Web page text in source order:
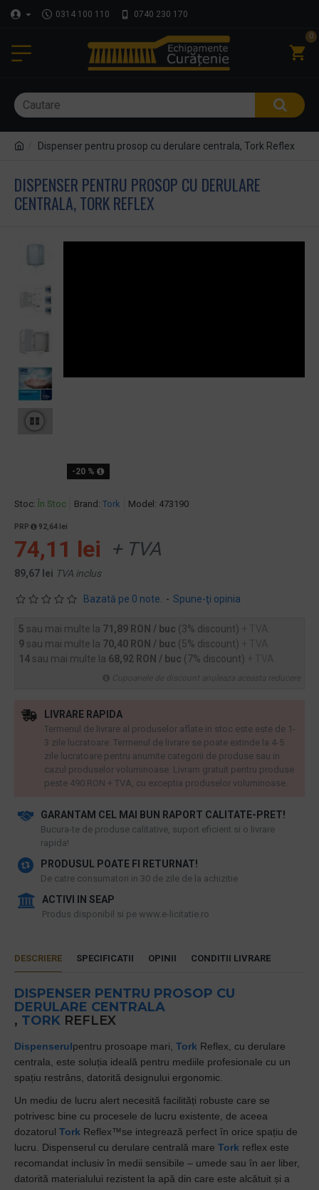
0314 100 110 0740 230 170
0
Dispenser pentru prosop cu derulare centrala, Tork Reflex
DISPENSER PENTRU PROSOP CU DERULARE
CENTRALA, TORK REFLEX
-20 %
Stoc: În Stoc Brand: Tork Model: 473190
Bazată pe 0 note. - Spune-ţi opinia
PRP 92,64 lei
74,11 lei + TVA
89,67 lei TVA inclus
5 sau mai multe la 71,89 RON / buc (3% discount)
9 sau mai multe la 70,40 RON / buc (5% discount)
14 sau mai multe la 68,92 RON / buc (7% discount)
GARANTAM CEL MAI BUN RAPORT CALITATE-PRET!
​Bucura-te de produse calitative, suport eficient si o livrare
rapida!
PRODUSUL POATE FI RETURNAT!
De catre consumatori in 30 de zile de la achizitie
ACTIVI IN SEAP
Produs disponibil si pe www.e-licitatie.ro
LIVRARE RAPIDA
Termenul de livrare al produselor aflate in stoc este este de 1-
3 zile lucratoare. Termenul de livrare se poate extinde la 4-5
zile lucratoare pentru anumite categorii de produse sau in
cazul produselor voluminoase. Livram gratuit pentru produse
peste 490 RON + TVA, cu exceptia produselor voluminoase.
DESCRIERE SPECIFICATII OPINII CONDITII LIVRARE
DISPENSER PENTRU PROSOP CU
DERULARE CENTRALA
, TORK REFLEX
Dispenserulpentru prosoape mari, Tork Reflex, cu derulare
centrala, este soluția ideală pentru mediile profesionale cu un
spațiu restrâns, datorită designului ergonomic.
Un mediu de lucru alert necesită facilități robuste care se
potrivesc bine cu procesele de lucru existente, de aceea
dozatorul Tork Reflex™se integrează perfect în orice spațiu de
lucru. Dispenserul cu derulare centrală mare Tork reflex este
recomandat inclusiv în medii sensibile – umede sau în aer liber,
datorită materialului rezistent la apă din care este alcătuit și a